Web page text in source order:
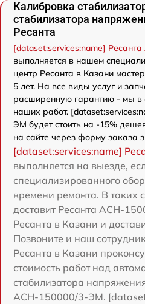
Калибровка
стабилизатора
Ресанта
[dataset:services:name]
выполняется в нашем
центр Ресанта в Казани
5 лет. На все виды услуг и
расширенную гарантию - мы в
наших работ.
ЭМ будет стоить на -15%
на сайте через форму заказа
[dataset:services:name]
выполняется на выезде,
специализированного
времени ремонта. В таких
доставит Ресанта АСН-
Ресанта в Казани и
Позвоните и наш
Ресанта в Казани
стоимость работ над
стабилизатора
АСН-150000/3-ЭМ.